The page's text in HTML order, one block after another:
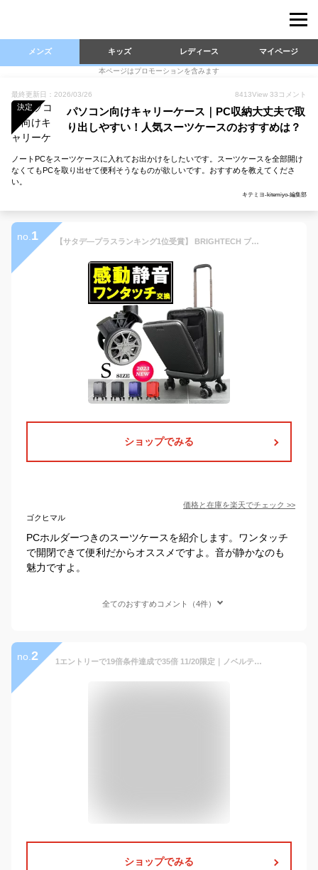
メンズ キッズ レディース マイページ
本ページはプロモーションを含みます
最終更新日：2026/03/26 8413View 33 コメント
決定
パソコン向けキャリーケース｜PC収納大丈夫で取
り出しやすい！人気スーツケースのおすすめは？
ノートPCをスーツケースに入れてお出かけをしたいです。スーツケースを全部開け
なくてもPCを取り出せて便利そうなものが欲しいです。おすすめを教えてくださ
い。
キテミヨ-kitemiyo-編集部
no. 1 【サタデ―プラスランキング1位受賞】 BRIGHTECH ブライテック スーツケース キャリーバッグ 機内持ち込み キャリーケース Sサイズ フロントオープン 33L TSAロック ビジネス 出張 旅行 1年保証 軽量 ダブルキャスター BRO-18
ショップでみる
価格と在庫を楽天でチェック >>
ゴクヒマル
PCホルダーつきのスーツケースを紹介します。ワンタッチ
で開閉できて便利だからオススメですよ。音が静かなのも
魅力ですよ。
全てのおすすめコメント（4件）
no. 2 1エントリーで19倍条件達成で35倍 11/20限定｜ノベルティ付 ビームスデザイン キャリーケース BEAMS DESIGN スーツケース ORIGINAL SUITCASE FRONT OPEN STYLE 34L 機内持ち込み 1～2泊 Sサイズ TSロック フロントオープン PC収納 ユニセックス GW-BD45
ショップでみる